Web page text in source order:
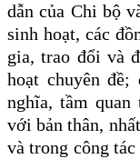
dẫn của Chi bộ
sinh hoạt, các
gia, trao đổi và
hoạt chuyên
nghĩa, tầm quan
với bản thân,
và trong công